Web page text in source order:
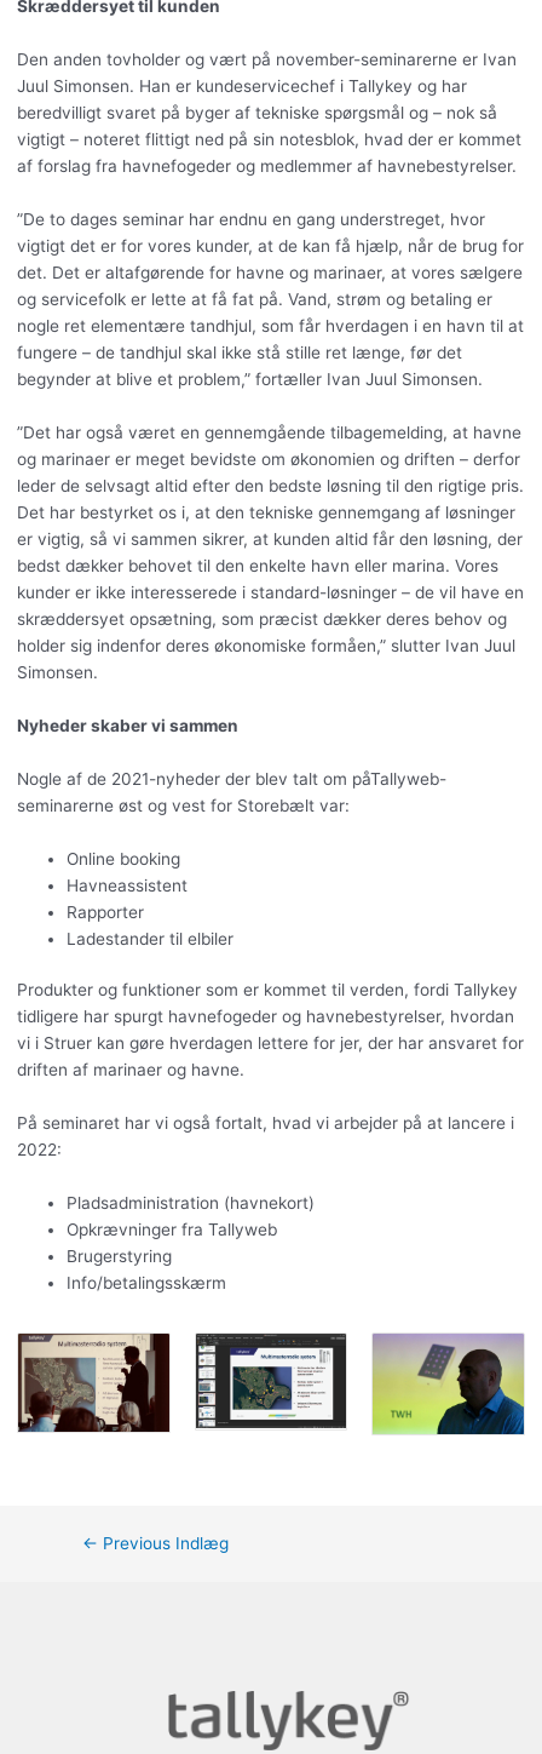
Skræddersyet til kunden
Den anden tovholder og vært på november-seminarerne er Ivan
Juul Simonsen. Han er kundeservicechef i Tallykey og har
beredvilligt svaret på byger af tekniske spørgsmål og – nok så
vigtigt – noteret flittigt ned på sin notesblok, hvad der er kommet
af forslag fra havnefogeder og medlemmer af havnebestyrelser.
”De to dages seminar har endnu en gang understreget, hvor
vigtigt det er for vores kunder, at de kan få hjælp, når de brug for
det. Det er altafgørende for havne og marinaer, at vores sælgere
og servicefolk er lette at få fat på. Vand, strøm og betaling er
nogle ret elementære tandhjul, som får hverdagen i en havn til at
fungere – de tandhjul skal ikke stå stille ret længe, før det
begynder at blive et problem,” fortæller Ivan Juul Simonsen.
”Det har også været en gennemgående tilbagemelding, at havne
og marinaer er meget bevidste om økonomien og driften – derfor
leder de selvsagt altid efter den bedste løsning til den rigtige pris.
Det har bestyrket os i, at den tekniske gennemgang af løsninger
er vigtig, så vi sammen sikrer, at kunden altid får den løsning, der
bedst dækker behovet til den enkelte havn eller marina. Vores
kunder er ikke interesserede i standard-løsninger – de vil have en
skræddersyet opsætning, som præcist dækker deres behov og
holder sig indenfor deres økonomiske formåen,” slutter Ivan Juul
Simonsen.
Nyheder skaber vi sammen
Nogle af de 2021-nyheder der blev talt om påTallyweb-
seminarerne øst og vest for Storebælt var:
Online booking
Havneassistent
Rapporter
Ladestander til elbiler
Produkter og funktioner som er kommet til verden, fordi Tallykey
tidligere har spurgt havnefogeder og havnebestyrelser, hvordan
vi i Struer kan gøre hverdagen lettere for jer, der har ansvaret for
driften af marinaer og havne.
På seminaret har vi også fortalt, hvad vi arbejder på at lancere i
2022:
Pladsadministration (havnekort)
Opkrævninger fra Tallyweb
Brugerstyring
Info/betalingsskærm
← Previous Indlæg